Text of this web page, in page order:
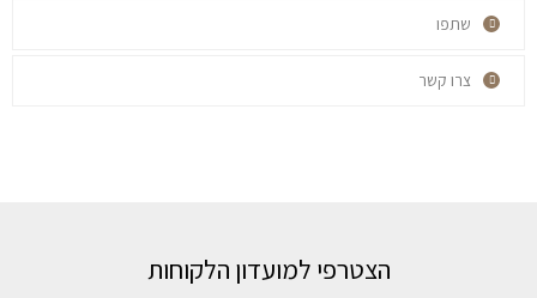
שתפו
צרו קשר
הצטרפי למועדון הלקוחות